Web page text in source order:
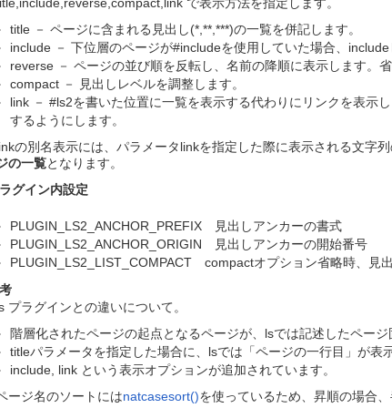
title － ページに含まれる見出し(*,**,***)の一覧を併記します。
include － 下位層のページが#includeを使用していた場合、include
reverse － ページの並び順を反転し、名前の降順に表示します。
compact － 見出しレベルを調整します。
link － #ls2を書いた位置に一覧を表示する代わりにリンクを表示
するようにします。
の別名表示には、パラメータlinkを指定した際に表示される文字
の一覧となります。
グイン内設定
PLUGIN_LS2_ANCHOR_PREFIX 見出しアンカーの書式
PLUGIN_LS2_ANCHOR_ORIGIN 見出しアンカーの開始番号
PLUGIN_LS2_LIST_COMPACT compactオプション省略時、見
プラグインとの違いについて。
階層化されたページの起点となるページが、lsでは記述したペー
titleパラメータを指定した場合に、lsでは「ページの一行目」が表
include, link という表示オプションが追加されています。
ージ名のソートにはnatcasesort()を使っているため、昇順の場合